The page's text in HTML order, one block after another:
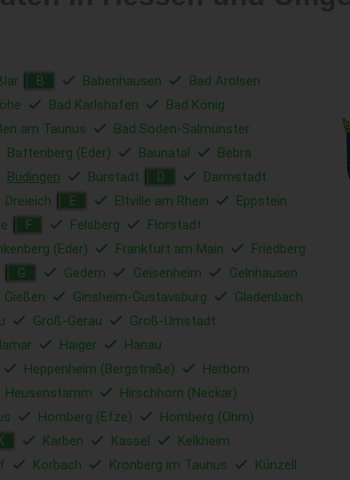
B Babenhausen
Bad Arolsen
Bad Karlshafen
Bad König
am Taunus
Bad Soden-Salmünster
Battenberg (Eder) Baunatal
Bebra
Büdingen Bürstadt D
Darmstadt
Dreieich E Eltville am Rhein
Eppstein
F Felsberg
Florstadt
(Eder) Frankfurt am Main
Friedberg
G Gedern Geisenheim
Gelnhausen
Gießen Ginsheim-Gustavsburg
Gladenbach
Groß-Gerau
Groß-Umstadt
Haiger
Hanau
Heppenheim (Bergstraße)
Herborn
Heusenstamm
Hirschhorn (Neckar)
Homberg (Efze)
Homberg (Ohm)
K Karben Kassel
Kelkheim
Korbach Kronberg im Taunus
Künzell